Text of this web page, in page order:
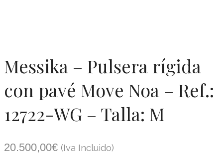
Messika – Pulsera rígida
con pavé Move Noa – Ref.:
12722-WG – Talla: M
20.500,00€ (Iva Incluido)